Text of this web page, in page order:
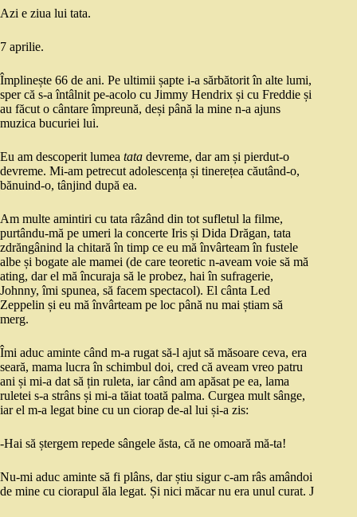
Azi e ziua lui tata.
7 aprilie.
Împlinește 66 de ani. Pe ultimii șapte i-a sărbătorit în alte lumi,
sper că s-a întâlnit pe-acolo cu Jimmy Hendrix și cu Freddie și
au făcut o cântare împreună, deși până la mine n-a ajuns
muzica bucuriei lui.
Eu am descoperit lumea tata devreme, dar am și pierdut-o
devreme. Mi-am petrecut adolescența și tinerețea căutând-o,
bănuind-o, tânjind după ea.
Am multe amintiri cu tata râzând din tot sufletul la filme,
purtându-mă pe umeri la concerte Iris și Dida Drăgan, tata
zdrăngânind la chitară în timp ce eu mă învârteam în fustele
albe și bogate ale mamei (de care teoretic n-aveam voie să mă
ating, dar el mă încuraja să le probez, hai în sufragerie,
Johnny, îmi spunea, să facem spectacol). El cânta Led
Zeppelin și eu mă învârteam pe loc până nu mai știam să
merg.
Îmi aduc aminte când m-a rugat să-l ajut să măsoare ceva, era
seară, mama lucra în schimbul doi, cred că aveam vreo patru
ani și mi-a dat să țin ruleta, iar când am apăsat pe ea, lama
ruletei s-a strâns și mi-a tăiat toată palma. Curgea mult sânge,
iar el m-a legat bine cu un ciorap de-al lui și-a zis:
-Hai să ștergem repede sângele ăsta, că ne omoară mă-ta!
Nu-mi aduc aminte să fi plâns, dar știu sigur c-am râs amândoi
de mine cu ciorapul ăla legat. Și nici măcar nu era unul curat. J